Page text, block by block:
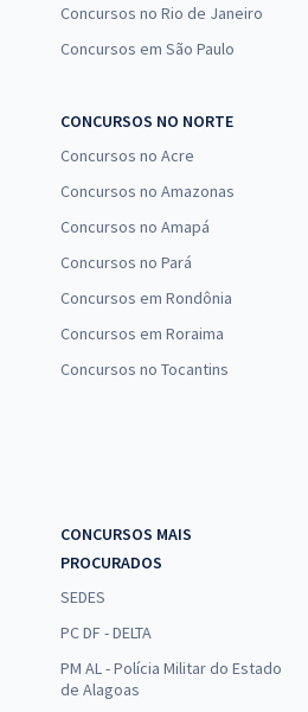
Concursos no Rio de Janeiro
Concursos em São Paulo
CONCURSOS NO NORTE
Concursos no Acre
Concursos no Amazonas
Concursos no Amapá
Concursos no Pará
Concursos em Rondônia
Concursos em Roraima
Concursos no Tocantins
CONCURSOS MAIS
PROCURADOS
SEDES
PC DF - DELTA
PM AL - Polícia Militar do Estado
de Alagoas